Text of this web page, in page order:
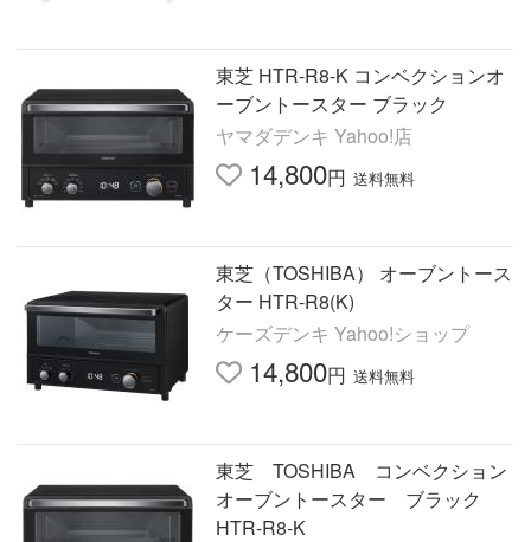
東芝 HTR-R8-K コンベクションオ
ーブントースター ブラック
ヤマダデンキ Yahoo!店
14,800円 送料無料
東芝（TOSHIBA） オーブントース
ター HTR-R8(K)
ケーズデンキ Yahoo!ショップ
14,800円 送料無料
東芝 TOSHIBA コンベクション
オーブントースター ブラック
HTR-R8-K